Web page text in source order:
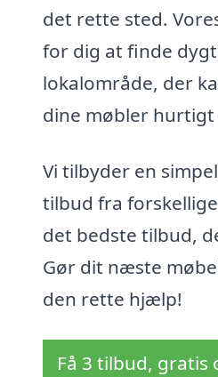
det rette sted.
for dig at finde
lokalområde, der
dine møbler
Vi tilbyder en
tilbud fra
det bedste tilbud,
Gør dit næste
den rette hjælp!
Få 3 tilbud,